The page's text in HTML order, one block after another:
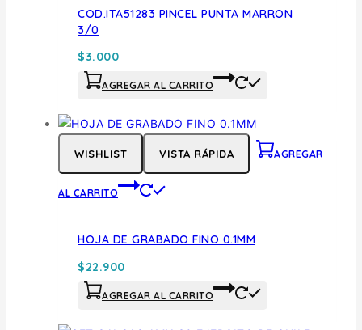
COD.ITA51283 PINCEL PUNTA MARRON
3/0
$3.000
AGREGAR AL CARRITO
WISHLIST VISTA RÁPIDA AGREGAR
AL CARRITO
HOJA DE GRABADO FINO 0.1MM
$22.900
AGREGAR AL CARRITO